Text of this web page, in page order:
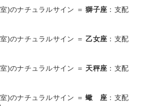
)のナチュラルサイン ＝獅子座 ：支配
)のナチュラルサイン ＝乙女座 ：支配
)のナチュラルサイン ＝ 天秤座 ：支配
)のナチュラルサイン ＝蠍 座 ：支配